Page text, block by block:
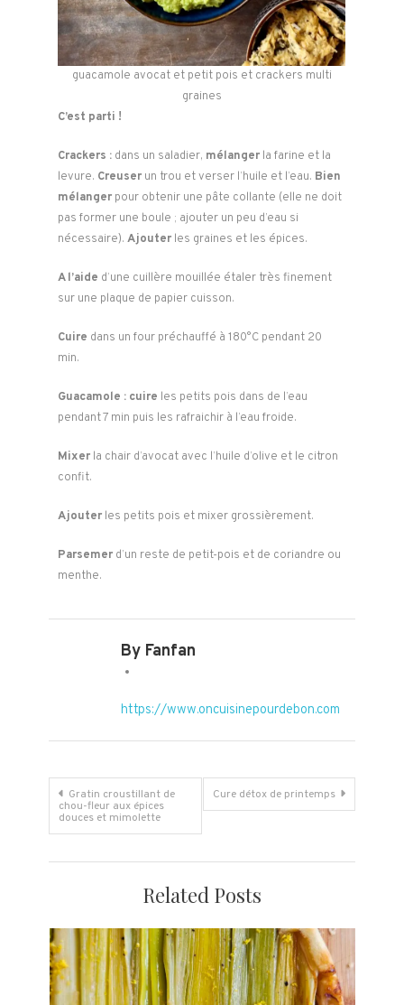
guacamole avocat et petit pois et crackers multi
graines
C’est parti !
Crackers : dans un saladier, mélanger la farine et la
levure. Creuser un trou et verser l’huile et l’eau. Bien
mélanger pour obtenir une pâte collante (elle ne doit
pas former une boule ; ajouter un peu d’eau si
nécessaire).Ajouter les graines et les épices.
A l’aide d’une cuillère mouillée étaler très finement
sur une plaque de papier cuisson.
Cuire dans un four préchauffé à 180°C pendant 20
min.
Guacamole : cuire les petits pois dans de l’eau
pendant 7 min puis les rafraichir à l’eau froide.
Mixer la chair d’avocat avec l’huile d’olive et le citron
confit.
Ajouter les petits pois et mixer grossièrement.
Parsemer d’un reste de petit-pois et de coriandre ou
menthe.
By Fanfan
https://www.oncuisinepourdebon.com
Navigation
de
Gratin croustillant de
chou-fleur aux épices
douces et mimolette
Cure détox de printemps
Related Posts